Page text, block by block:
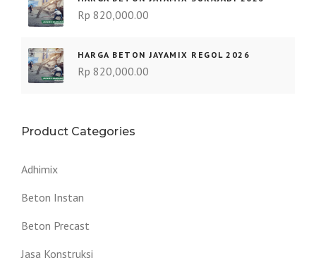
Rp 820,000.00
HARGA BETON JAYAMIX REGOL 2026
Rp 820,000.00
Product Categories
Adhimix
Beton Instan
Beton Precast
Jasa Konstruksi